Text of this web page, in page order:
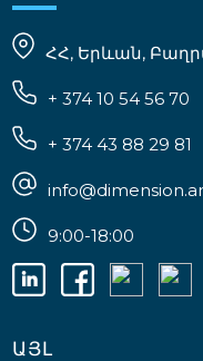
ՀՀ, Երևան,
+ 374 10 54 56 70
+ 374 43 88 29 81
9:00-18:00
ԱՅԼ